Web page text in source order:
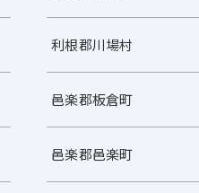
利根郡川場村
邑楽郡板倉町
邑楽郡邑楽町